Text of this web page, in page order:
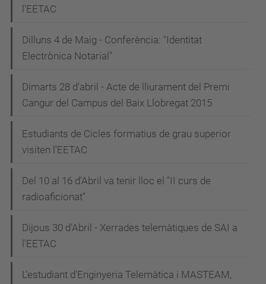
l'EETAC
Dilluns 4 de Maig - Conferència: "Identitat
Electrònica Notarial"
Dimarts 28 d'abril - Acte de lliurament del Premi
Cangur del Campus del Baix Llobregat 2015
Estudiants de Cicles formatius de grau superior
visiten l'EETAC
Del 10 al 16 d'Abril va tenir lloc el "II curs de
radioaficionat"
Dijous 30 d'Abril - Xerrades telemàtiques de SAI a
l'EETAC
L'estudiant d'Enginyeria Telemàtica i MASTEAM,